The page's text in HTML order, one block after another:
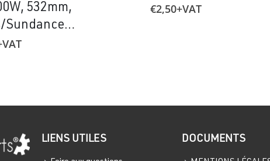
532mm,
(Eclipse/Solaris/Sundance/Helios)
€2,50+VAT
LIENS UTILES DOCUMENTS